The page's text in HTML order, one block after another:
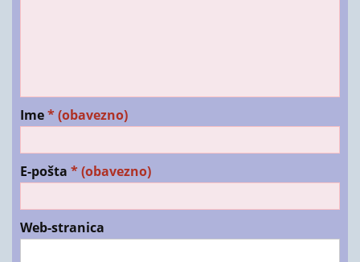
Ime* (obavezno)
E-pošta * (obavezno)
Web-stranica